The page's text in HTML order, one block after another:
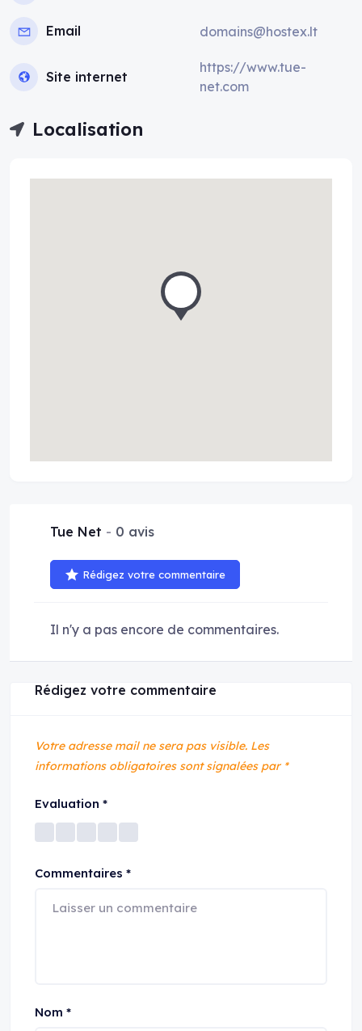
Email domains@hostex.lt
Site internet
https://www.tue-
net.com
Localisation
Tue Net 0 avis
Rédigez votre commentaire
Il n'y a pas encore de commentaires.
Rédigez votre commentaire
Votre adresse mail ne sera pas visible. Les
informations obligatoires sont signalées par *
Evaluation *
Commentaires *
Nom *